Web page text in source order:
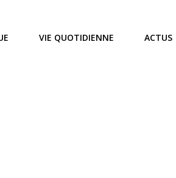
VIE QUOTIDIENNE ACTUS